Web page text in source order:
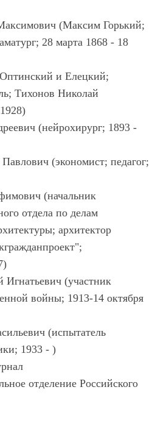
(Максим Горький;
28 марта 1868 - 18
и Елецкий;
Тихонов Николай
(нейрохирург; 1893 -
(экономист; педагог;
(начальник
отдела по делам
архитектор
Игнатьевич (участник
войны; 1913-14 октября
(испытатель
1933 - )
отделение Российского